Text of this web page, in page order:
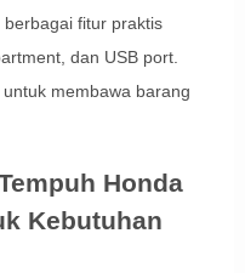
fitur praktis
dan USB port.
membawa barang
Honda
Kebutuhan